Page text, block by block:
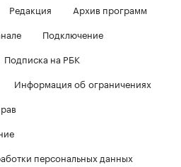
Редакция
Архив программ
Подключение
Подписка на РБК
Информация об ограничениях
персональных данных